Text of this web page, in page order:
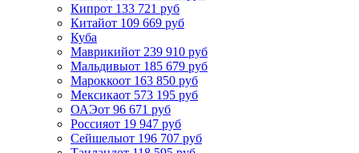
Кипрот 133 721 руб
Китайот 109 669 руб
Куба
Маврикийот 239 910 руб
Мальдивыот 185 679 руб
Мароккоот 163 850 руб
Мексикаот 573 195 руб
ОАЭот 96 671 руб
Россияот 19 947 руб
Сейшелыот 196 707 руб